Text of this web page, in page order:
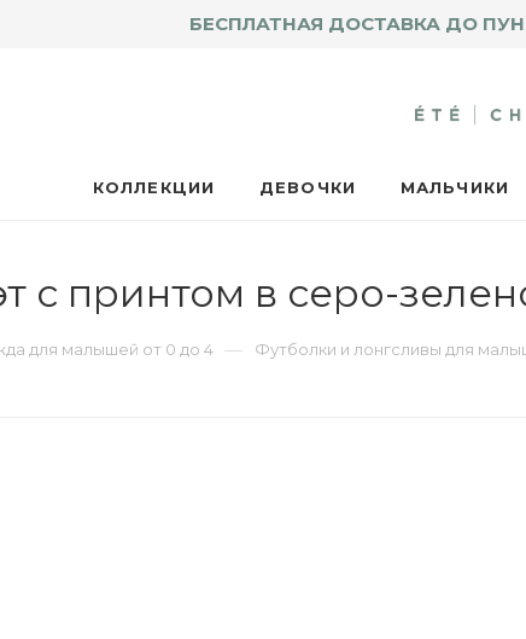
БЕСПЛАТНАЯ ДОСТАВКА ДО
КОЛЛЕКЦИИ ДЕВОЧКИ МАЛЬЧИКИ
с принтом в серо-
для малышей от 0 до 4 — Футболки и лонгсливы для